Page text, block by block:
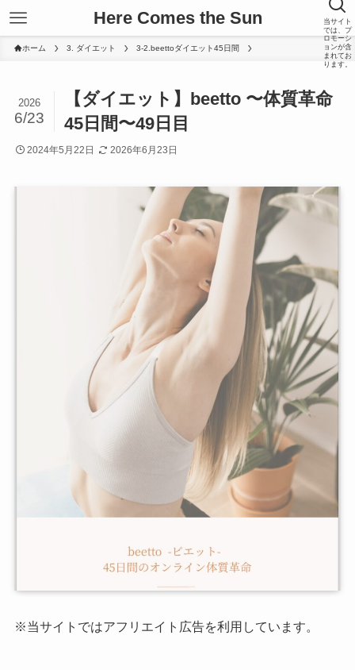
Here Comes the Sun 当サイト
では、プ
ロモーシ
ョンが含
まれてお
ります。
ホーム 3. ダイエット 3-2.beettoダイエット45日間
【ダイエット】beetto 〜体質革命
45日間〜49日目
2026
6/23
2024年5月22日 2026年6月23日
※当サイトではアフリエイト広告を利用しています。